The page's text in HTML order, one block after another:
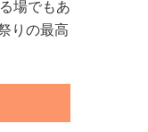
場でもあ
りの最高